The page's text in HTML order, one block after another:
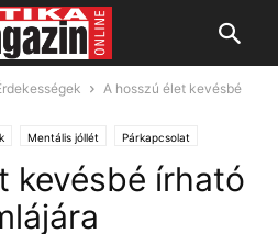
A hosszú élet kevésbé
Mentális jóllét Párkapcsolat
kevésbé írható